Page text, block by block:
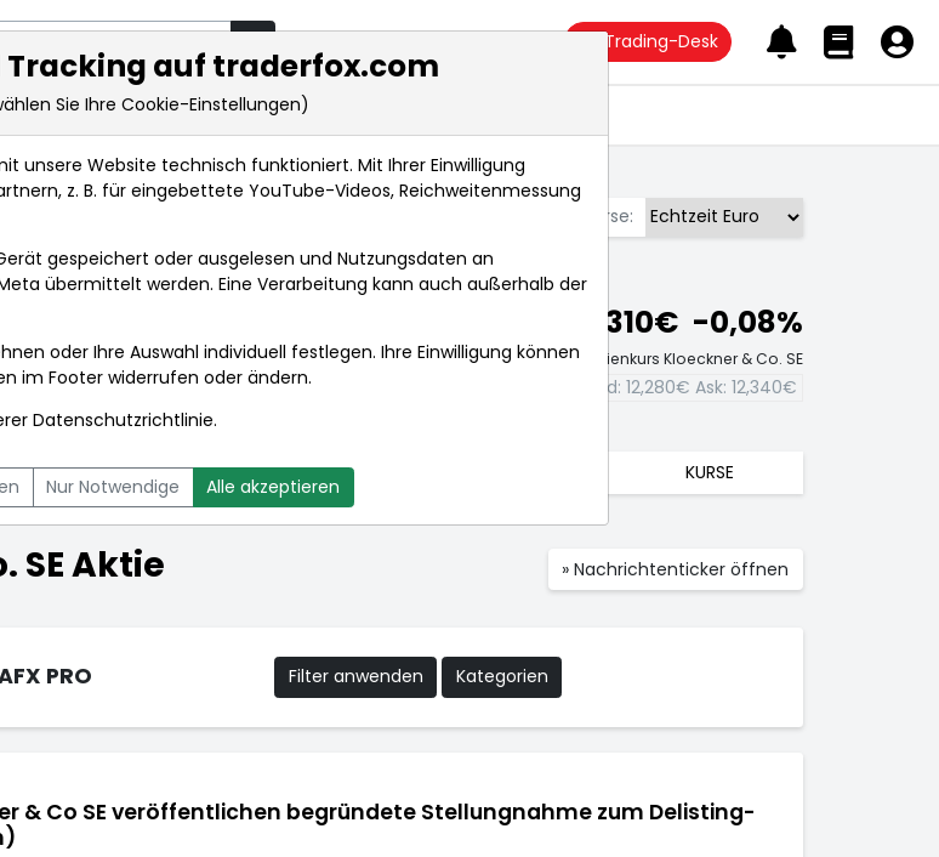
Trading-Desk
Tools Realtimekurse Nachrichten
Börse:
12,310€ -0,08%
Echtzeit-Aktienkurs Kloeckner & Co. SE
Bid: 12,280€ Ask: 12,340€
CHARTTOOL KURSE
SE Aktie » Nachrichtenticker öffnen
PRO Filter anwenden Kategorien
& Co SE veröffentlichen begründete Stellungnahme zum Delisting-
Tracking auf traderfox.com
Sie Ihre Cookie-Einstellungen)
unsere Website technisch funktioniert. Mit Ihrer Einwilligung
z. B. für eingebettete YouTube-Videos, Reichweitenmessung
gespeichert oder ausgelesen und Nutzungsdaten an
übermittelt werden. Eine Verarbeitung kann auch außerhalb der
oder Ihre Auswahl individuell festlegen. Ihre Einwilligung können
im Footer widerrufen oder ändern.
Datenschutzrichtlinie.
Nur Notwendige Alle akzeptieren